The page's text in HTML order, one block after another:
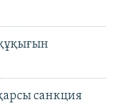
санкция